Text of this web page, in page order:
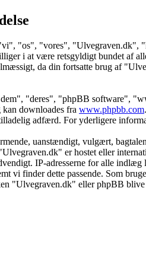
"os", "vores", "Ulvegraven.dk",
i at være retsgyldigt bundet af
da din fortsatte brug af
"deres", "phpBB software",
downloades fra www.phpbb.com
adfærd. For yderligere
uanstændigt, vulgært,
er hostet eller
IP-adresserne for alle
vi finder dette passende. Som
"Ulvegraven.dk" eller phpBB